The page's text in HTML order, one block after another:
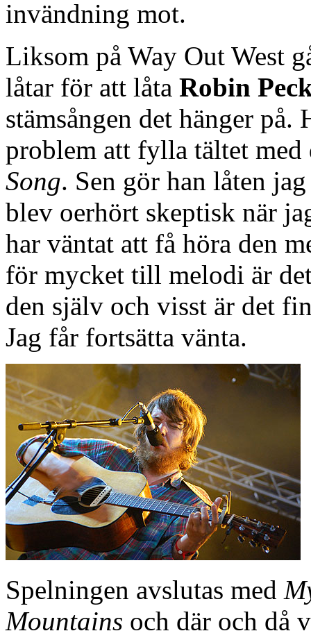
invändning mot.
Liksom på Way Out West
låtar för att låta Robin
stämsången det hänger
problem att fylla tältet
Song. Sen gör han låten
blev oerhört skeptisk när
har väntat att få höra den
för mycket till melodi är
den själv och visst är det
Jag får fortsätta vänta.
Spelningen avslutas med
Mountains och där och då